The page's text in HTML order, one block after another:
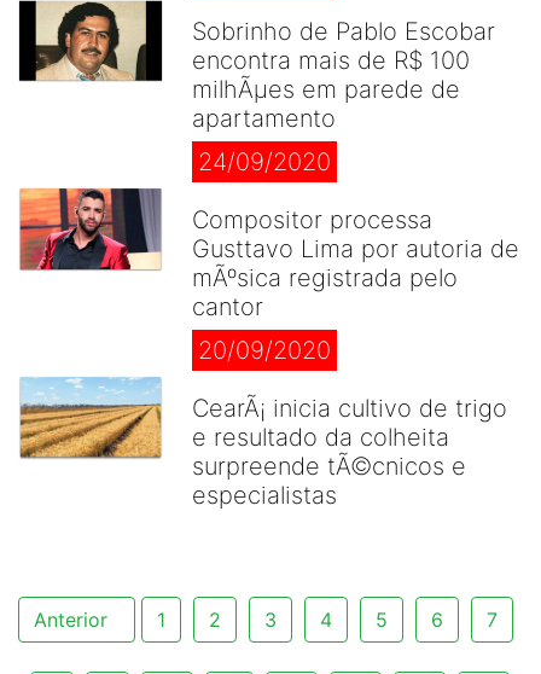
Sobrinho de Pablo Escobar
encontra mais de R$ 100
milhÃµes em parede de
apartamento
24/09/2020
Compositor processa
Gusttavo Lima por autoria de
mÃºsica registrada pelo
cantor
20/09/2020
CearÃ¡ inicia cultivo de trigo
e resultado da colheita
surpreende tÃ©cnicos e
especialistas
Anterior 1 2 3 4 5 6 7